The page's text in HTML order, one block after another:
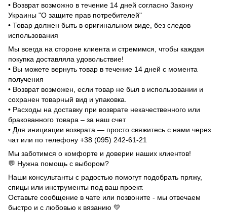
• Возврат возможно в течение 14 дней согласно Закону
Украины "О защите прав потребителей"
• Товар должен быть в оригинальном виде, без следов
использования
Мы всегда на стороне клиента и стремимся, чтобы каждая
покупка доставляла удовольствие!
• Вы можете вернуть товар в течение 14 дней с момента
получения
• Возврат возможен, если товар не был в использовании и
сохранен товарный вид и упаковка.
• Расходы на доставку при возврате некачественного или
бракованного товара – за наш счет
• Для инициации возврата — просто свяжитесь с нами через
чат или по телефону +38 (095) 242-61-21
Мы заботимся о комфорте и доверии наших клиентов!
💬 Нужна помощь с выбором?
Наши консультанты с радостью помогут подобрать пряжу,
спицы или инструменты под ваш проект.
Оставьте сообщение в чате или позвоните - мы отвечаем
быстро и с любовью к вязанию 💛